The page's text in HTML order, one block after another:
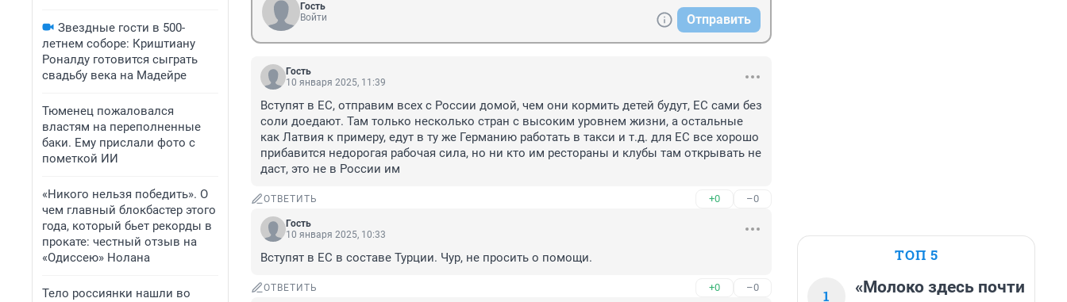
Звездные гости в 500-
летнем соборе: Криштиану
Роналду готовится сыграть
свадьбу века на Мадейре
Тюменец пожаловался
властям на переполненные
баки. Ему прислали фото с
пометкой ИИ
«Никого нельзя победить». О
чем главный блокбастер этого
года, который бьет рекорды в
прокате: честный отзыв на
«Одиссею» Нолана
Тело россиянки нашли во
Гость
Войти
Отправить
Гость
10 января 2025, 11:39
Вступят в ЕС, отправим всех с России домой, чем они кормить детей будут, ЕС сами без
соли доедают. Там только несколько стран с высоким уровнем жизни, а остальные
как Латвия к примеру, едут в ту же Германию работать в такси и т.д. для ЕС все хорошо
прибавится недорогая рабочая сила, но ни кто им рестораны и клубы там открывать не
даст, это не в России им
ОТВЕТИТЬ +0 –0
Гость
10 января 2025, 10:33
Вступят в ЕС в составе Турции. Чур, не просить о помощи.
ОТВЕТИТЬ +0 –0
ТОП 5
1
«Молоко здесь почти